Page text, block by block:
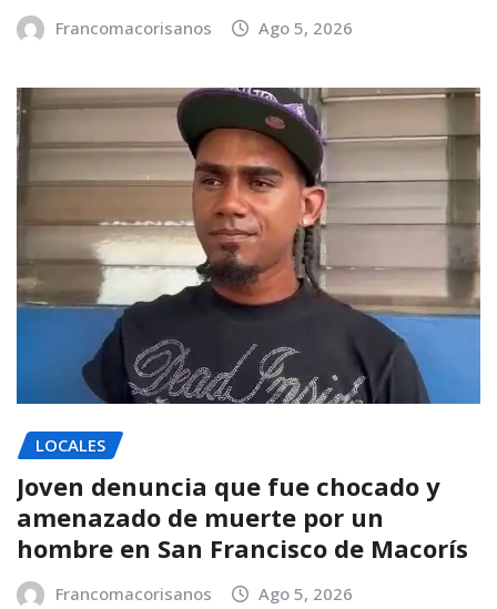
Francomacorisanos Ago 5, 2026
LOCALES
Joven denuncia que fue chocado y
amenazado de muerte por un
hombre en San Francisco de Macorís
Francomacorisanos Ago 5, 2026